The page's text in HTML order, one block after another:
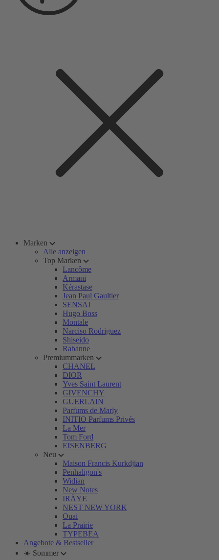
Marken
Alle anzeigen
Top Marken
Lancôme
Armani
Kérastase
Jean Paul Gaultier
SENSAI
Hugo Boss
Montale
Narciso Rodriguez
Shiseido
Rabanne
Premiummarken
CHANEL
DIOR
Yves Saint Laurent
GIVENCHY
GUERLAIN
Parfums de Marly
INITIO Parfums Privés
La Mer
Tom Ford
EISENBERG
Neu
Maison Francis Kurkdjian
Penhaligon's
Widian
New Notes
IRÄYE
NEST NEW YORK
Ouai
La Prairie
TYPEBEA
Angebote & Bestseller
☀️ Sommer